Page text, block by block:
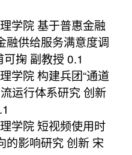
学院 基于普惠金融
融供给服务满意度调
掬 副教授 0.1
学院 构建兵团“通道
运行体系研究 创新
学院 短视频使用时
的影响研究 创新 宋